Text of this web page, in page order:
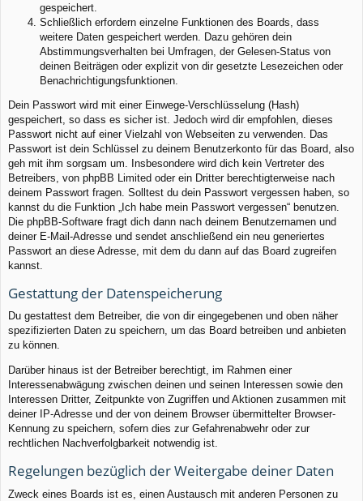
gespeichert.
Schließlich erfordern einzelne Funktionen des Boards, dass
weitere Daten gespeichert werden. Dazu gehören dein
Abstimmungsverhalten bei Umfragen, der Gelesen-Status von
deinen Beiträgen oder explizit von dir gesetzte Lesezeichen oder
Benachrichtigungsfunktionen.
Dein Passwort wird mit einer Einwege-Verschlüsselung (Hash)
gespeichert, so dass es sicher ist. Jedoch wird dir empfohlen, dieses
Passwort nicht auf einer Vielzahl von Webseiten zu verwenden. Das
Passwort ist dein Schlüssel zu deinem Benutzerkonto für das Board, also
geh mit ihm sorgsam um. Insbesondere wird dich kein Vertreter des
Betreibers, von phpBB Limited oder ein Dritter berechtigterweise nach
deinem Passwort fragen. Solltest du dein Passwort vergessen haben, so
kannst du die Funktion „Ich habe mein Passwort vergessen“ benutzen.
Die phpBB-Software fragt dich dann nach deinem Benutzernamen und
deiner E-Mail-Adresse und sendet anschließend ein neu generiertes
Passwort an diese Adresse, mit dem du dann auf das Board zugreifen
kannst.
Gestattung der Datenspeicherung
Du gestattest dem Betreiber, die von dir eingegebenen und oben näher
spezifizierten Daten zu speichern, um das Board betreiben und anbieten
zu können.
Darüber hinaus ist der Betreiber berechtigt, im Rahmen einer
Interessenabwägung zwischen deinen und seinen Interessen sowie den
Interessen Dritter, Zeitpunkte von Zugriffen und Aktionen zusammen mit
deiner IP-Adresse und der von deinem Browser übermittelter Browser-
Kennung zu speichern, sofern dies zur Gefahrenabwehr oder zur
rechtlichen Nachverfolgbarkeit notwendig ist.
Regelungen bezüglich der Weitergabe deiner Daten
Zweck eines Boards ist es, einen Austausch mit anderen Personen zu